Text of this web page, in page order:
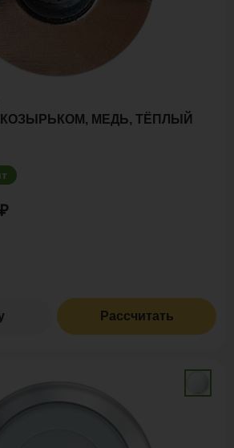
МЕДЬ, ТЁПЛЫЙ
Рассчитать